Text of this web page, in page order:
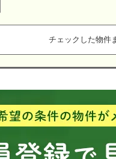
チェックした物件